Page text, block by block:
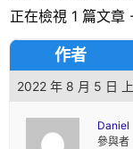
正在檢視 1 篇文章
作者
2022 年 8 月 5 日
Daniel
參與者